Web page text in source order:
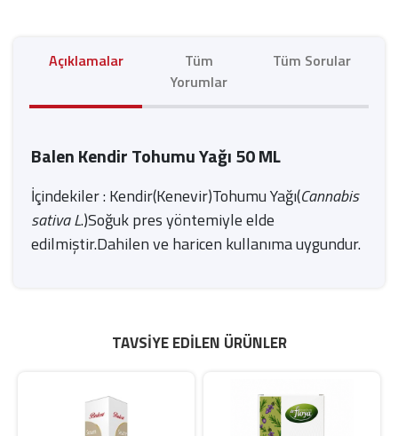
Açıklamalar
Tüm
Yorumlar
Tüm Sorular
Balen Kendir Tohumu Yağı 50 ML
İçindekiler : Kendir(Kenevir)Tohumu Yağı(Cannabis
sativa L.)Soğuk pres yöntemiyle elde
edilmiştir.Dahilen ve haricen kullanıma uygundur.
TAVSIYE EDILEN ÜRÜNLER